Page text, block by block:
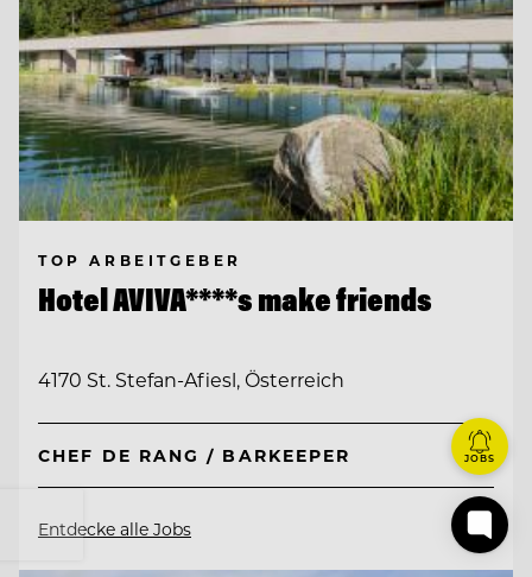
TOP ARBEITGEBER
Hotel AVIVA****s make friends
4170 St. Stefan-Afiesl, Österreich
CHEF DE RANG / BARKEEPER
Entdecke alle Jobs
JOBS